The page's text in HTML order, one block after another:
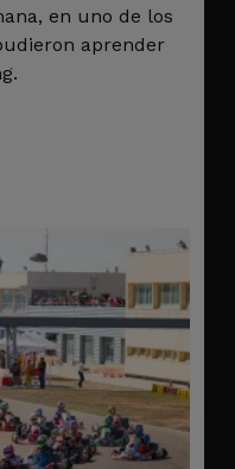
en uno de los
aprender